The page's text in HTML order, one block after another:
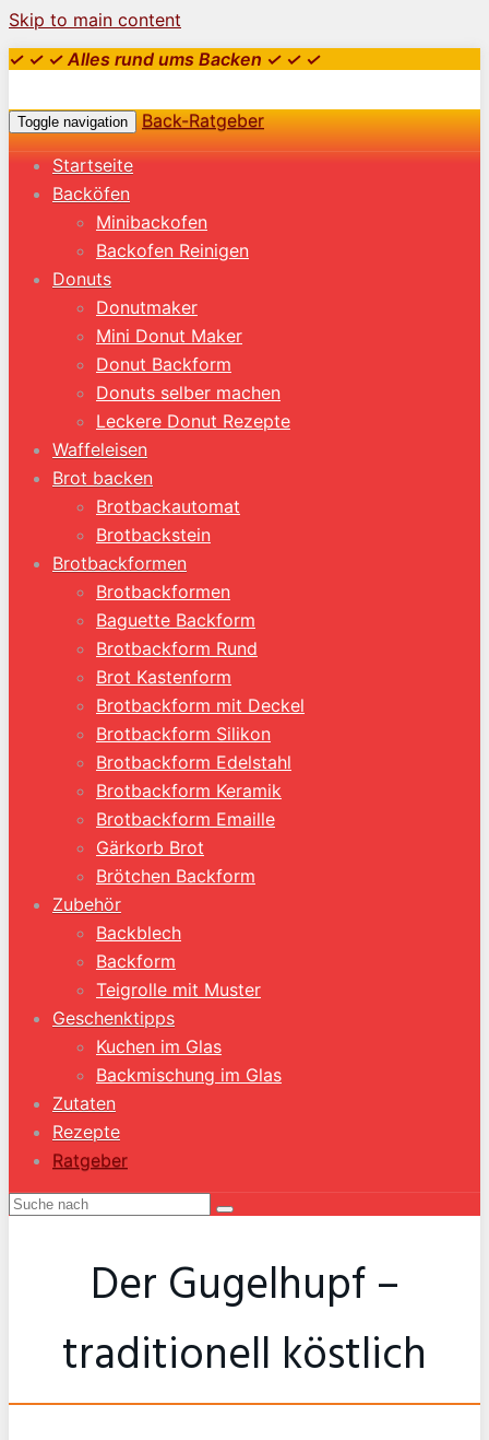
Skip to main content
✓ ✓ ✓ Alles rund ums Backen ✓ ✓ ✓
Toggle navigation Back-Ratgeber
Startseite
Backöfen
Minibackofen
Backofen Reinigen
Donuts
Donutmaker
Mini Donut Maker
Donut Backform
Donuts selber machen
Leckere Donut Rezepte
Waffeleisen
Brot backen
Brotbackautomat
Brotbackstein
Brotbackformen
Brotbackformen
Baguette Backform
Brotbackform Rund
Brot Kastenform
Brotbackform mit Deckel
Brotbackform Silikon
Brotbackform Edelstahl
Brotbackform Keramik
Brotbackform Emaille
Gärkorb Brot
Brötchen Backform
Zubehör
Backblech
Backform
Teigrolle mit Muster
Geschenktipps
Kuchen im Glas
Backmischung im Glas
Zutaten
Rezepte
Ratgeber
Der Gugelhupf –
traditionell köstlich